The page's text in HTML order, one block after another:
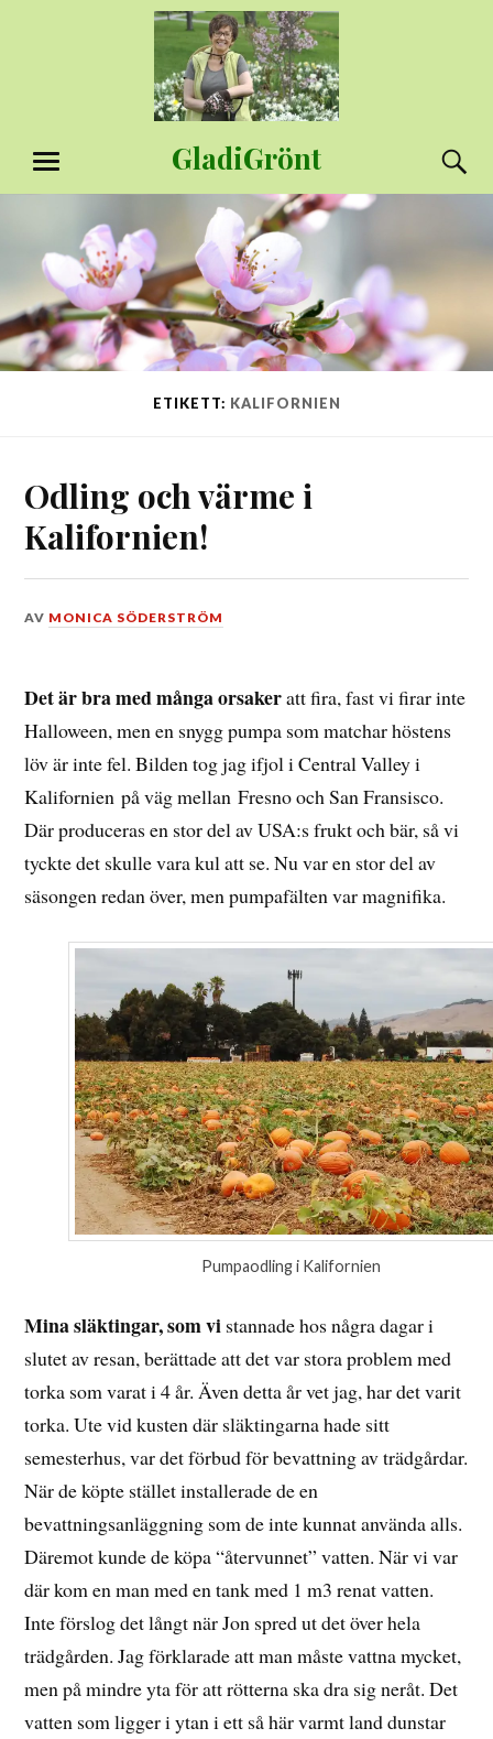
GladiGrönt
MENY
ETIKETT: KALIFORNIEN
Odling och värme i
Kalifornien!
DEN
2016
AV MONICA SÖDERSTRÖM
Det är bra med många orsakeratt fira, fast vi firar inte
Halloween, men en snygg pumpa som matchar höstens
löv är inte fel. Bilden tog jag ifjol i Central Valley i
Kalifornien på väg mellan Fresno och San Fransisco.
Där produceras en stor del av USA:s frukt och bär, så vi
tyckte det skulle vara kul att se. Nu var en stor del av
säsongen redan över, men pumpafälten var magnifika.
Pumpaodling i Kalifornien
Mina släktingar, som vi stannade hos några dagar i
slutet av resan, berättade att det var stora problem med
torka som varat i 4 år. Även detta år vet jag, har det varit
torka. Ute vid kusten där släktingarna hade sitt
semesterhus, var det förbud för bevattning av trädgårdar.
När de köpte stället installerade de en
bevattningsanläggning som de inte kunnat använda alls.
Däremot kunde de köpa “återvunnet” vatten. När vi var
där kom en man med en tank med 1 m3 renat vatten.
Inte förslog det långt när Jon spred ut det över hela
trädgården. Jag förklarade att man måste vattna mycket,
men på mindre yta för att rötterna ska dra sig neråt. Det
vatten som ligger i ytan i ett så här varmt land dunstar